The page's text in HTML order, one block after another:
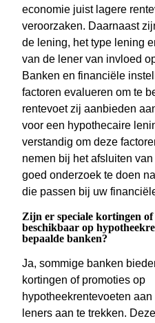
economie juist lagere
veroorzaken. Daarnaast
de lening, het type lening
van de lener van invloed
Banken en financiële
factoren evalueren om te
rentevoet zij aanbieden
voor een hypothecaire
verstandig om deze
nemen bij het afsluiten
goed onderzoek te doen
die passen bij uw
Zijn er speciale kortingen
beschikbaar op
bepaalde banken?
Ja, sommige banken
kortingen of promoties op
hypotheekrentevoeten
leners aan te trekken.